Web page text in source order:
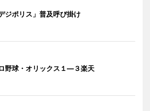
デジポリス」普及呼び掛け
野球・オリックス１―３楽天